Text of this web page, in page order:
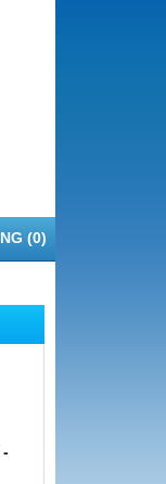
(0)
-